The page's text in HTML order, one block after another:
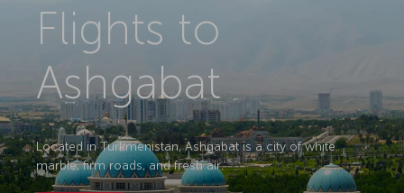
Flights to
Ashgabat
Located in Turkmenistan, Ashgabat is a city of white
marble, firm roads, and fresh air.